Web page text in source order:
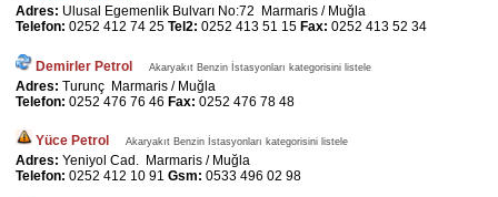
Adres: Ulusal Egemenlik Bulvarı No:72 Marmaris / Muğla
Telefon: 0252 412 74 25 Tel2: 0252 413 51 15 Fax: 0252 413 52 34
Demirler Petrol Akaryakıt Benzin İstasyonları kategorisini listele
Adres: Turunç Marmaris / Muğla
Telefon: 0252 476 76 46 Fax: 0252 476 78 48
Yüce Petrol Akaryakıt Benzin İstasyonları kategorisini listele
Adres: Yeniyol Cad. Marmaris / Muğla
Telefon: 0252 412 10 91 Gsm: 0533 496 02 98